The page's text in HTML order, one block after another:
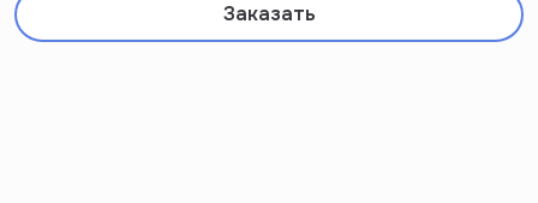
Заказать